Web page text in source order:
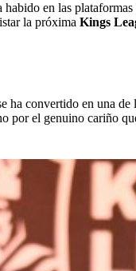
en las
la próxima Kings
convertido en una de
por el genuino cariño